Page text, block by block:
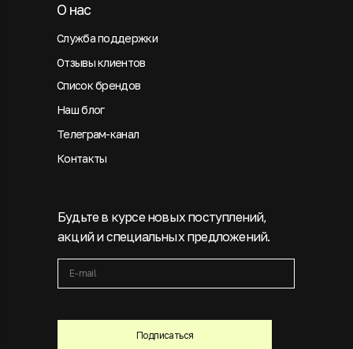
Подписаться
Будьте в курсе новых поступлений,
акций и специальных предложений.
Служба поддержки
О нас
Отзывы клиентов
Список брендов
Наш блог
Телеграм-канал
Контакты